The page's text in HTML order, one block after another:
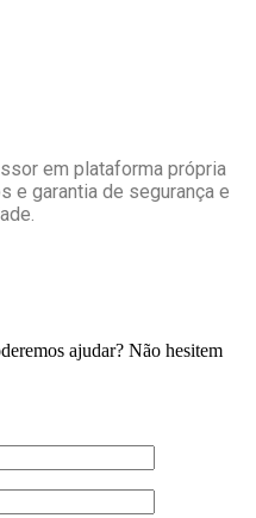
em plataforma própria
e garantia de segurança e
ajudar? Não hesitem